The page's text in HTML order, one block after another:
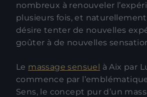
nombreux à renouveler
plusieurs fois, et
désire tenter de nouvelles
goûter à de nouvelles
Le massage sensuel à Aix par
commence par
Sens, le concept pur d’un